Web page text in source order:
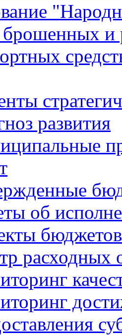
брошенных и
развития
об
бюджетов
расходных